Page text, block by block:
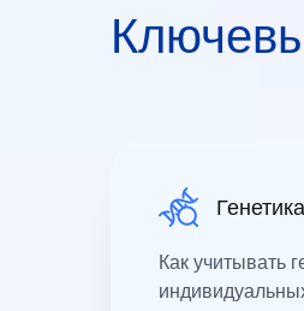
Как учитывать